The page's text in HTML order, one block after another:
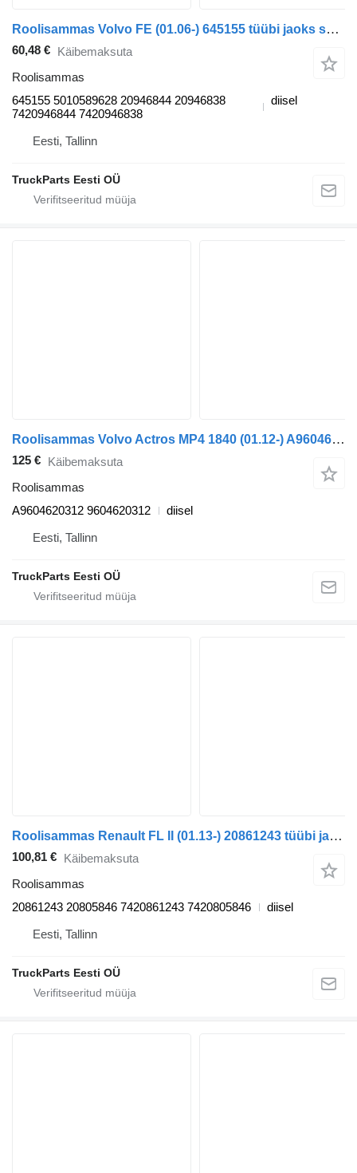
Roolisammas Volvo FE (01.06-) 645155 tüübi jaoks sadulveoki Volvo FL, FE (2005-2014)
60,48 € Käibemaksuta
Roolisammas
645155 5010589628 20946844 20946838
7420946844 7420946838
diisel
Eesti, Tallinn
TruckParts Eesti OÜ
Roolisammas Volvo Actros MP4 1840 (01.12-) A9604620312 tüübi jaoks sadulveoki Mercedes-Benz Actros MP4 Antos Arocs (2012-)
125 € Käibemaksuta
Roolisammas
A9604620312 9604620312
diisel
Eesti, Tallinn
TruckParts Eesti OÜ
Roolisammas Renault FL II (01.13-) 20861243 tüübi jaoks sadulveoki Volvo FL, FE (2013-)
100,81 € Käibemaksuta
Roolisammas
20861243 20805846 7420861243 7420805846
diisel
Eesti, Tallinn
TruckParts Eesti OÜ